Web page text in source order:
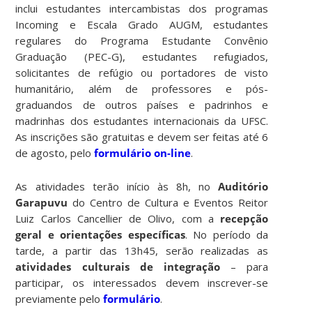
inclui estudantes intercambistas dos programas
Incoming e Escala Grado AUGM, estudantes
regulares do Programa Estudante Convênio
Graduação (PEC-G), estudantes refugiados,
solicitantes de refúgio ou portadores de visto
humanitário, além de professores e pós-
graduandos de outros países e padrinhos e
madrinhas dos estudantes internacionais da UFSC.
As inscrições são gratuitas e devem ser feitas até 6
de agosto, peloformulário on-line.
As atividades terão início às 8h, noAuditório
Garapuvu do Centro de Cultura e Eventos Reitor
Luiz Carlos Cancellier de Olivo, com a recepção
geral e orientações específicas. No período da
tarde, a partir das 13h45, serão realizadas as
atividades culturais de integração– para
participar, os interessados devem inscrever-se
previamente peloformulário.